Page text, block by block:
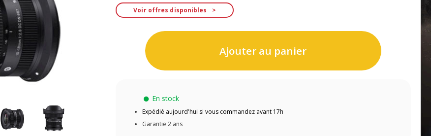
Voir offres disponibles
Ajouter au panier
En stock
Expédié aujourd'hui si vous commandez avant 17h
Garantie 2 ans